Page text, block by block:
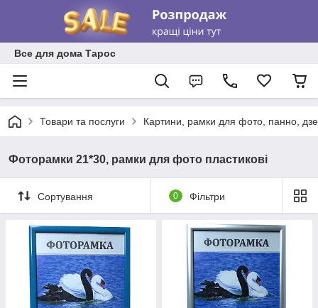
Все для дома Тарос
Товари та послуги Картини, рамки для фото, панно,
Фоторамки 21*30, рамки для фото пластикові
Сортування 0 Фільтри